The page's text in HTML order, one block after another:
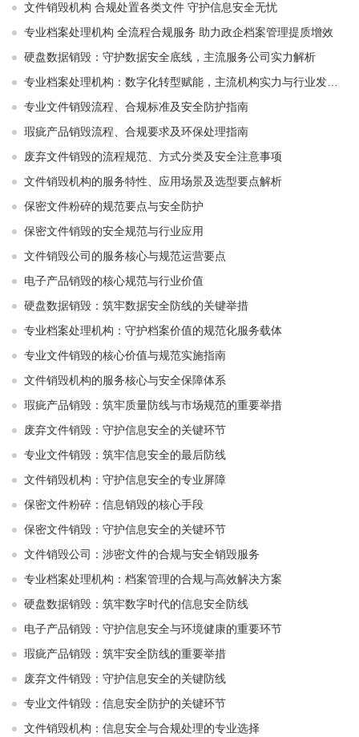
文件销毁机构 合规处置各类文件 守护信息安全无忧
专业档案处理机构 全流程合规服务 助力政企档案管理提质增效
硬盘数据销毁：守护数据安全底线，主流服务公司实力解析
专业档案处理机构：数字化转型赋能，主流机构实力与行业发展解析
专业文件销毁流程、合规标准及安全防护指南
瑕疵产品销毁流程、合规要求及环保处理指南
废弃文件销毁的流程规范、方式分类及安全注意事项
文件销毁机构的服务特性、应用场景及选型要点解析
保密文件粉碎的规范要点与安全防护
保密文件销毁的安全规范与行业应用
文件销毁公司的服务核心与规范运营要点
电子产品销毁的核心规范与行业价值
硬盘数据销毁：筑牢数据安全防线的关键举措
专业档案处理机构：守护档案价值的规范化服务载体
专业文件销毁的核心价值与规范实施指南
文件销毁机构的服务核心与安全保障体系
瑕疵产品销毁：筑牢质量防线与市场规范的重要举措
废弃文件销毁：守护信息安全的关键环节
专业文件销毁：筑牢信息安全的最后防线
文件销毁机构：守护信息安全的专业屏障
保密文件粉碎：信息销毁的核心手段
保密文件销毁：守护信息安全的关键环节
文件销毁公司：涉密文件的合规与安全销毁服务
专业档案处理机构：档案管理的合规与高效解决方案
硬盘数据销毁：筑牢数字时代的信息安全防线
电子产品销毁：守护信息安全与环境健康的重要环节
瑕疵产品销毁：筑牢安全防线的重要举措
废弃文件销毁：守护信息安全的关键防线
专业文件销毁：信息安全防护的关键环节
文件销毁机构：信息安全与合规处理的专业选择